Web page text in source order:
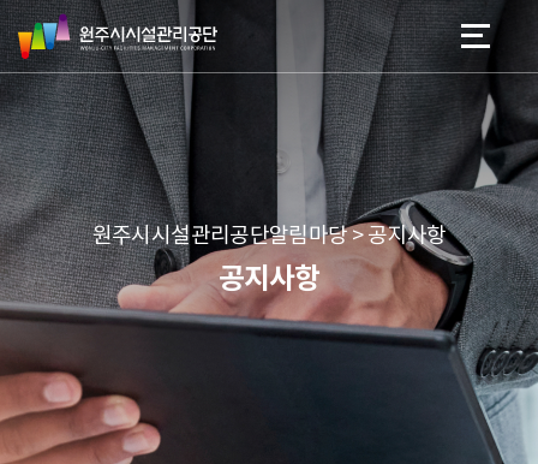
스
킵
네
비
게
이
션
본문 바로가기
메뉴 바로가기
원
주
시
시
설
관
리
공
단 원주시시설관리공단알림마당 > 공지사항
공지사항